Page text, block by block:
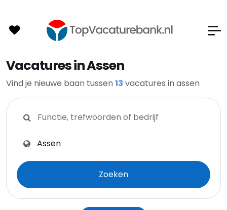
Vacatures in Assen
Vind je nieuwe baan tussen 13 vacatures in assen
Zoeken op functie, trefwoorden of bedrijf
Zoeken op plaats, provincie of postcode
Zoeken